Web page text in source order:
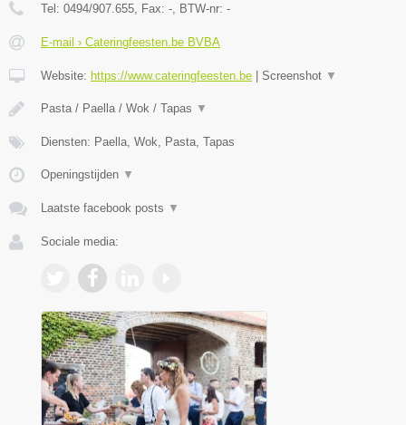
Tel: 0494/907.655 , Fax: - , BTW-nr: -
E-mail › Cateringfeesten.be BVBA
Website: https://www.cateringfeesten.be Screenshot ▼
Pasta / Paella / Wok / Tapas ▼
Diensten: Paella, Wok, Pasta, Tapas
Openingstijden ▼
Laatste facebook posts ▼
Sociale media: